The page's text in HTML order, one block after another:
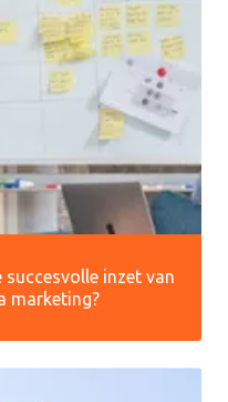
succesvolle inzet van
marketing?